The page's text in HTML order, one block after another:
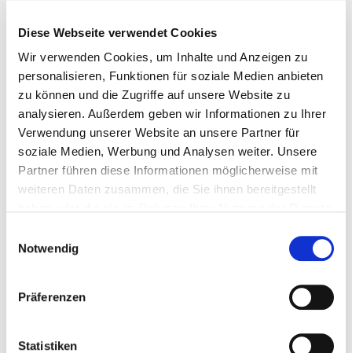
Diese Webseite verwendet Cookies
Wir verwenden Cookies, um Inhalte und Anzeigen zu
personalisieren, Funktionen für soziale Medien anbieten
zu können und die Zugriffe auf unsere Website zu
analysieren. Außerdem geben wir Informationen zu Ihrer
Verwendung unserer Website an unsere Partner für
soziale Medien, Werbung und Analysen weiter. Unsere
Partner führen diese Informationen möglicherweise mit
weiteren Daten zusammen, die Sie ihnen bereitgestellt
Notwendig
Präferenzen
Statistiken
Ausbildungsdauer:3 Jahre
Deutsch und Englisch